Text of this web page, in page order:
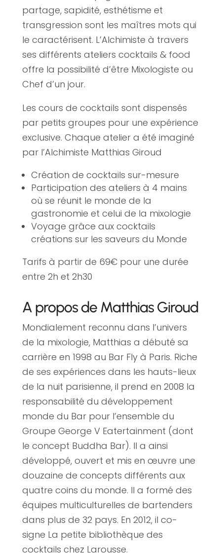
partage, sapidité, esthétisme et
transgression sont les maîtres mots qui
le caractérisent. L’Alchimiste à travers
ses différents ateliers cocktails & food
offre la possibilité d’être Mixologiste ou
Chef d’un jour.
Les cours de cocktails sont dispensés
par petits groupes pour une expérience
exclusive. Chaque atelier a été imaginé
par l’Alchimiste Matthias Giroud
Création de cocktails sur-mesure
Participation des ateliers à 4 mains
où se réunit le monde de la
gastronomie et celui de la mixologie
Voyage grâce aux cocktails
créations sur les saveurs du Monde
Tarifs à partir de 69€ pour une durée
entre 2h et 2h30
A propos de Matthias Giroud
Mondialement reconnu dans l’univers
de la mixologie, Matthias a débuté sa
carrière en 1998 au Bar Fly à Paris. Riche
de ses expériences dans les hauts-lieux
de la nuit parisienne, il prend en 2008 la
responsabilité du développement
monde du Bar pour l’ensemble du
Groupe George V Eatertainment (dont
le concept Buddha Bar). Il a ainsi
développé, ouvert et mis en œuvre une
douzaine de concepts différents aux
quatre coins du monde. Il a formé des
équipes multiculturelles de bartenders
dans plus de 32 pays. En 2012, il co-
signe La petite bibliothèque des
cocktails chez Larousse.